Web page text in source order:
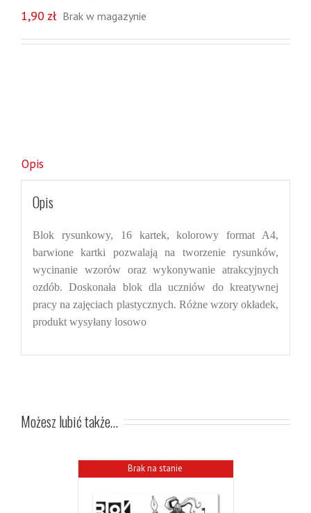
1,90 zł Brak w magazynie
Opis
Opis
Blok rysunkowy, 16 kartek, kolorowy format A4,
barwione kartki pozwalają na tworzenie rysunków,
wycinanie wzorów oraz wykonywanie atrakcyjnych
ozdób. Doskonała blok dla uczniów do kreatywnej
pracy na zajęciach plastycznych. Różne wzory okładek,
produkt wysyłany losowo
Możesz lubić także…
Brak na stanie